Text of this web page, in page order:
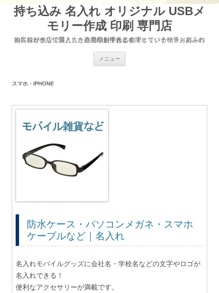
持ち込み 名入れ オリジナル USBメ
モリー作成 印刷 専門店
お客様が他店で購入した商品やお手元に在庫している物等お好みの物にお好きな位置と大きさで印刷できるのでオリジナリティあふれた商品が作れます
メニュー
スマホ・IPHONE
防水ケース・パソコンメガネ・スマホ
ケーブルなど｜名入れ
名入れモバイルグッズに会社名・学校名などの文字やロゴが
名入れできる！
便利なアクセサリーが満載です。